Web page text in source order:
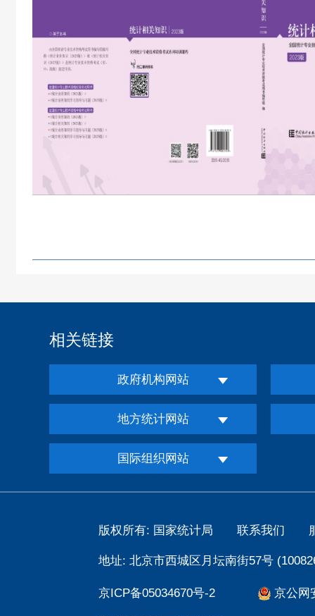
相关链接
政府机构网站
地方统计网站
国际组织网站
版权所有: 国家统计局 联系我们
地址: 北京市西城区月坛南街57号
京ICP备05034670号-2 京公网